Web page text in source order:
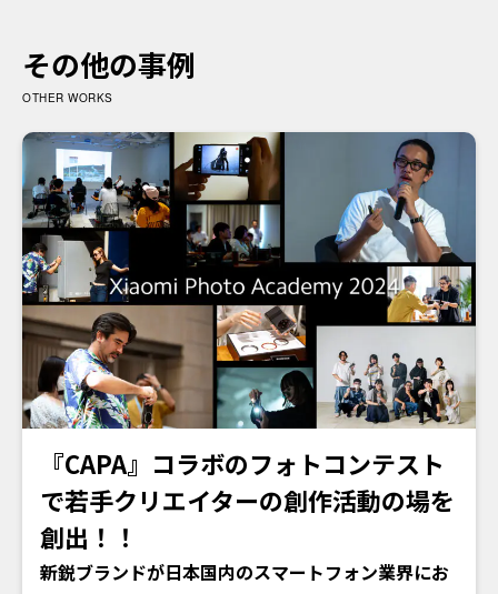
その他の事例
OTHER WORKS
『CAPA』コラボのフォトコンテスト
で若手クリエイターの創作活動の場を
創出！！
新鋭ブランドが日本国内のスマートフォン業界にお